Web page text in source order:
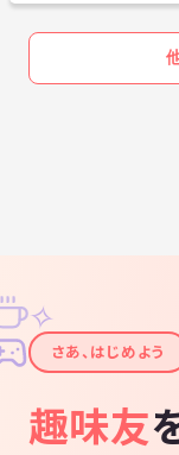
✦
✧
さあ、はじめよう
趣味友